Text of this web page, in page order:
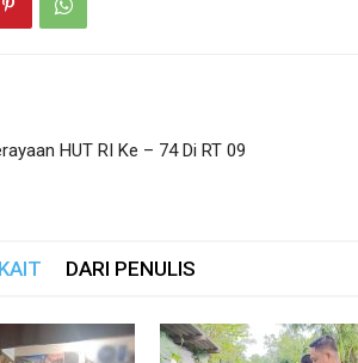
HUT RI Ke – 74 Di RT 09
DARI PENULIS